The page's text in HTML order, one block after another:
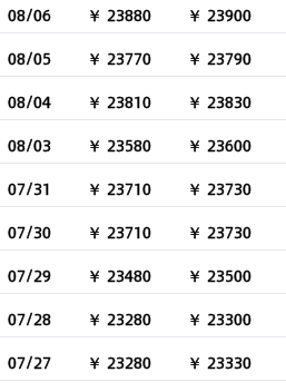
08/06 ￥ 23880 ￥ 23900
08/05
￥ 23770 ￥ 23790
08/04
￥ 23810 ￥ 23830
08/03
￥ 23580 ￥ 23600
07/31
￥ 23710 ￥ 23730
07/30
￥ 23710 ￥ 23730
07/29
￥ 23480 ￥ 23500
07/28
￥ 23280 ￥ 23300
07/27
￥ 23280 ￥ 23330